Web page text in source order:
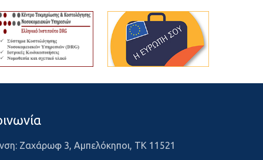
Ζαχάρωφ 3, Αμπελόκηποι, ΤΚ 11521